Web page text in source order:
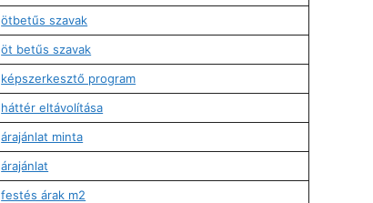
ötbetűs szavak
öt betűs szavak
képszerkesztő program
háttér eltávolítása
árajánlat minta
árajánlat
festés árak m2